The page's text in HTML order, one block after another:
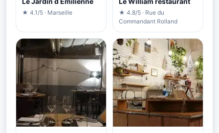
★ 4.1/5 · Marseille
★ 4.8/5 · Rue du
Commandant Rolland